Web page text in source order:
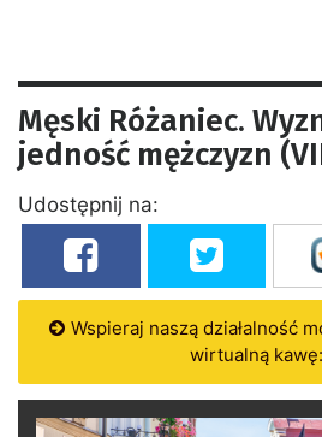
Męski Różaniec.
jedność mężczyzn
Udostępnij na:
Wspieraj naszą działalność
wirtualną kawę: